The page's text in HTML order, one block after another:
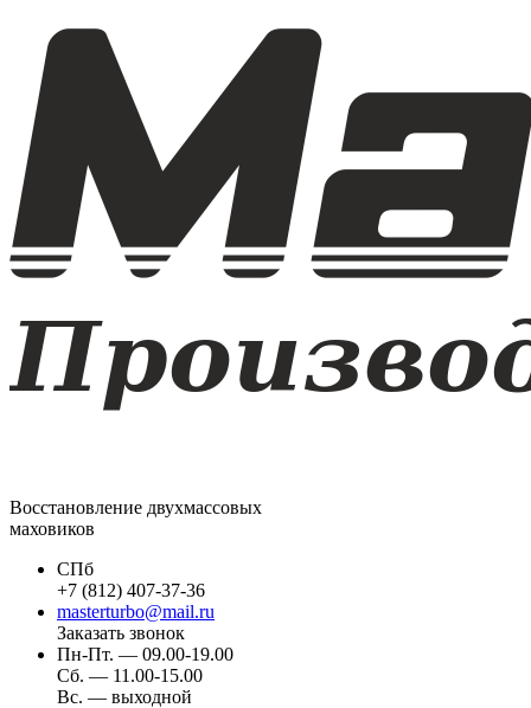
Восстановление двухмассовых
маховиков
СПб
+7 (812) 407-37-36
masterturbo@mail.ru
Заказать звонок
Пн-Пт. — 09.00-19.00
Сб. — 11.00-15.00
Вс. — выходной